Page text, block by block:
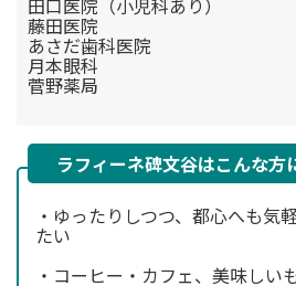
田口医院（小児科あり）
藤田医院
あさだ歯科医院
月本眼科
菅野薬局
ラフィーネ碑文谷はこんな方
・ゆったりしつつ、都心へも気
たい
・コーヒー・カフェ、美味しい